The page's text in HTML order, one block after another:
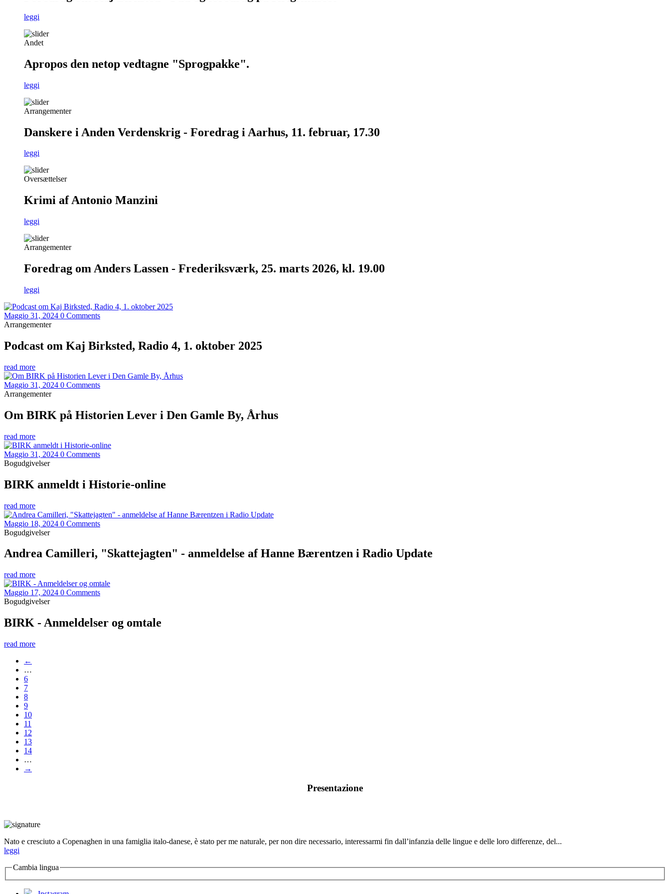
leggi
Andet
Apropos den netop vedtagne "Sprogpakke".
leggi
Arrangementer
Danskere i Anden Verdenskrig - Foredrag i Aarhus, 11. februar, 17.30
leggi
Oversættelser
Krimi af Antonio Manzini
leggi
Arrangementer
Foredrag om Anders Lassen - Frederiksværk, 25. marts 2026, kl. 19.00
leggi
Maggio 31, 2024 0 Comments
Arrangementer
Podcast om Kaj Birksted, Radio 4, 1. oktober 2025
read more
Maggio 31, 2024 0 Comments
Arrangementer
Om BIRK på Historien Lever i Den Gamle By, Århus
read more
Maggio 31, 2024 0 Comments
Bogudgivelser
BIRK anmeldt i Historie-online
read more
Maggio 18, 2024 0 Comments
Bogudgivelser
Andrea Camilleri, "Skattejagten" - anmeldelse af Hanne Bærentzen i Radio Update
read more
Maggio 17, 2024 0 Comments
Bogudgivelser
BIRK - Anmeldelser og omtale
read more
←
…
6
7
8
9
10
11
12
13
14
…
→
Presentazione
Nato e cresciuto a Copenaghen in una famiglia italo-danese, è stato per me naturale, per non dire necessario, interessarmi fin dall’infanzia delle lingue e delle loro differenze, del...
leggi
Cambia lingua